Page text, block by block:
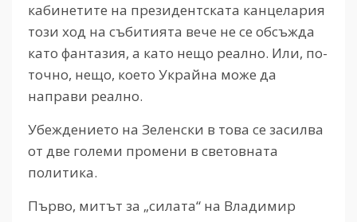
кабинетите на президентската канцелария
този ход на събитията вече не се обсъжда
като фантазия, а като нещо реално. Или, по-
точно, нещо, което Украйна може да
направи реално.
Убеждението на Зеленски в това се засилва
от две големи промени в световната
политика.
Първо, митът за „силата“ на Владимир